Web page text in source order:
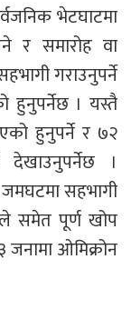
भेटघाटमा
र समारोह वा
गराउनुपर्ने
हुनुपर्नेछ । यस्तै
हुनुपर्ने र ७२
देखाउनुपर्नेछ ।
जमघटमा सहभागी
समेत पूर्ण खोप
ओमिक्रोन